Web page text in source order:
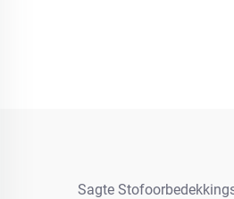
Sagte